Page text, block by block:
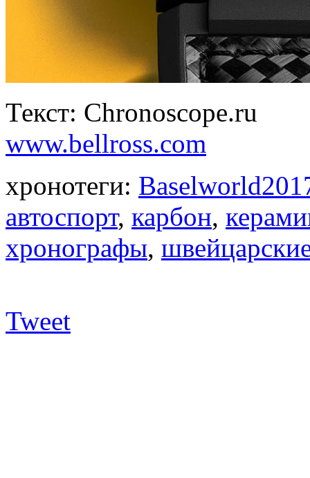
Текст: Chronoscope.ru
www.bellross.com
хронотеги:
автоспорт, карбон,
хронографы,
Tweet